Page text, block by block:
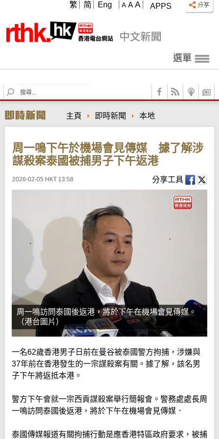
APPS
A A A
繁 简 Eng
選單
S
e
r
c
主頁 即時新聞 本地
周一鳴下午於機場會見傳媒 據了解涉
謀殺案泰國被捕男子下午返港
2026-02-05 HKT 13:58 分享工具
周一鳴訪問泰國後返港，將於下午在機場會見傳媒。
（港台圖片）
一名62歲香港男子日前在曼谷被泰國警方拘捕，涉嫌與
37年前在香港發生的一宗謀殺案有關。據了解，該名男
子下午將返抵本港。
警方下午會就一宗西貢謀殺案舉行簡報會。警務處處長周
一鳴訪問泰國後返港，將於下午在機場會見傳媒．
泰國傳媒報道有關拘捕行動是應香港特區政府要求，被捕